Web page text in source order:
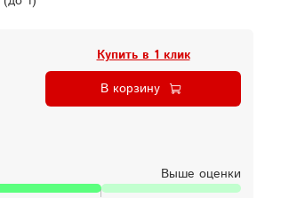
Купить в 1 клик
В корзину
Выше оценки